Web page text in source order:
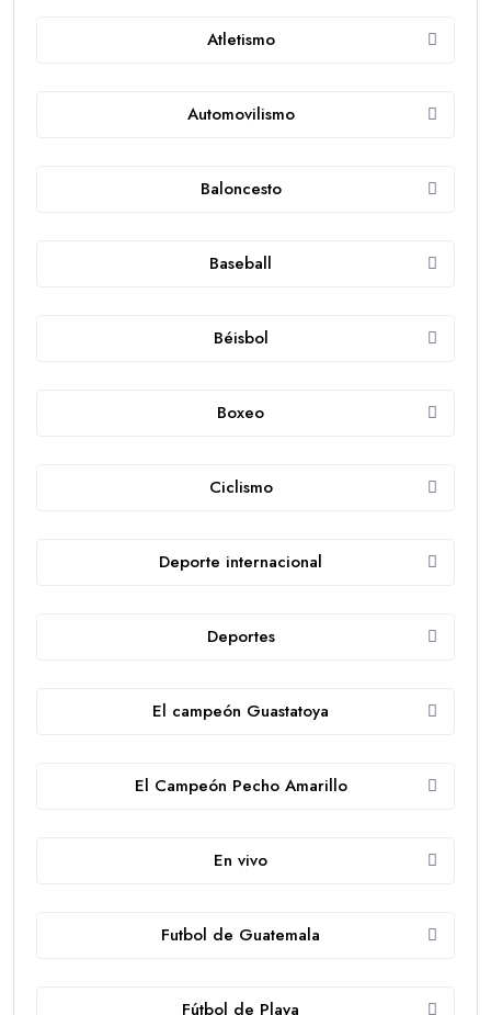
Atletismo
Automovilismo
Baloncesto
Baseball
Béisbol
Boxeo
Ciclismo
Deporte internacional
Deportes
El campeón Guastatoya
El Campeón Pecho Amarillo
En vivo
Futbol de Guatemala
Fútbol de Playa